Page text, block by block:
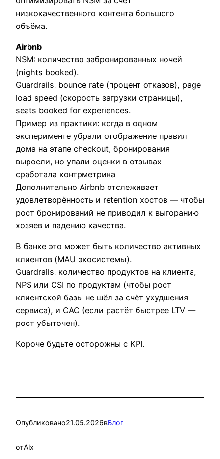
низкокачественного контента большого
объёма.
Airbnb
NSM: количество забронированных ночей
(nights booked).
Guardrails: bounce rate (процент отказов), page
load speed (скорость загрузки страницы),
seats booked for experiences.
Пример из практики: когда в одном
эксперименте убрали отображение правил
дома на этапе checkout, бронирования
выросли, но упали оценки в отзывах —
сработала контрметрика
Дополнительно Airbnb отслеживает
удовлетворённость и retention хостов — чтобы
рост бронирований не приводил к выгоранию
хозяев и падению качества.
В банке это может быть количество активных
клиентов (MAU экосистемы).
Guardrails: количество продуктов на клиента,
NPS или CSI по продуктам (чтобы рост
клиентской базы не шёл за счёт ухудшения
сервиса), и CAC (если растёт быстрее LTV —
рост убыточен).
Короче будьте осторожны с KPI.
Опубликовано21.05.2026вБлог
отAlx